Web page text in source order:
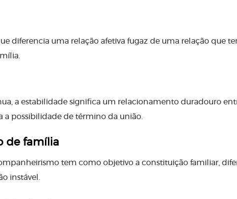
diferencia uma relação afetiva fugaz de uma relação que
a estabilidade significa um relacionamento duradouro
a possibilidade de término da união.
de família
tem como objetivo a constituição familiar,
instável.